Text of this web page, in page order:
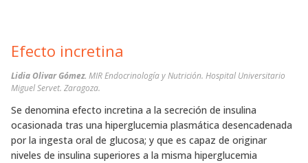
Efecto incretina
Lidia Olivar Gómez. MIR Endocrinología y Nutrición. Hospital Universitario
Miguel Servet. Zaragoza.
Se denomina efecto incretina a la secreción de insulina
ocasionada tras una hiperglucemia plasmática desencadenada
por la ingesta oral de glucosa; y que es capaz de originar
niveles de insulina superiores a la misma hiperglucemia